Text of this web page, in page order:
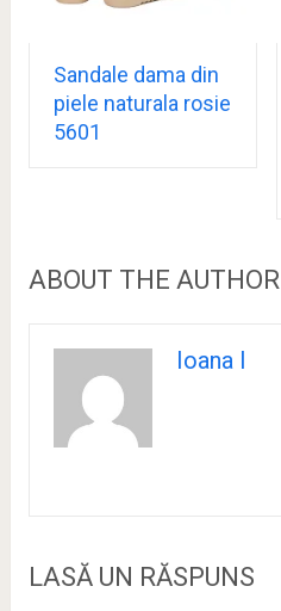
Sandale dama din
piele naturala rosie
5601
ABOUT THE AUTHOR
Ioana I
LASĂ UN RĂSPUNS